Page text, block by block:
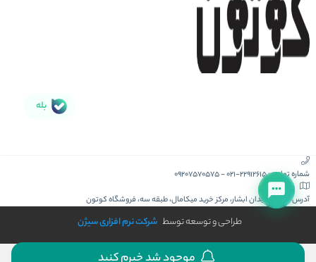
بله
شماره تماس :021-22912615
-
09207570575
آدرس :کیش، میدان ابشار، مرکز خرید میکامال، طبقه سه، فروشگاه کوتون
طراحی و توسعه توسط شرکت نرم افزاری سیژن